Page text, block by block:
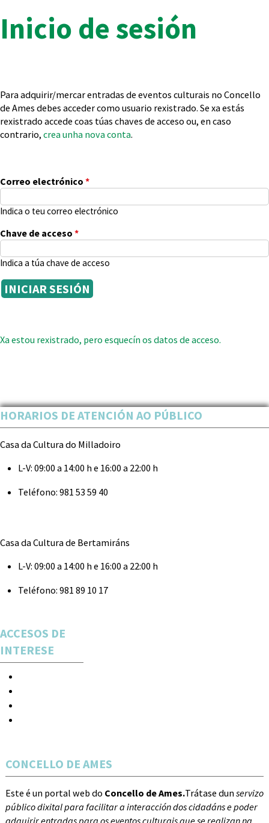
Inicio de sesión
Para adquirir/mercar entradas de eventos culturais no Concello
de Ames debes acceder como usuario rexistrado. Se xa estás
rexistrado accede coas túas chaves de acceso ou, en caso
contrario, crea unha nova conta.
Correo electrónico *
Indica o teu correo electrónico
Chave de acceso *
Indica a túa chave de acceso
Xa estou rexistrado, pero esquecín os datos de acceso.
HORARIOS DE ATENCIÓN AO PÚBLICO
Casa da Cultura do Milladoiro
L-V: 09:00 a 14:00 h e 16:00 a 22:00 h
Teléfono: 981 53 59 40
Casa da Cultura de Bertamiráns
L-V: 09:00 a 14:00 h e 16:00 a 22:00 h
Teléfono: 981 89 10 17
ACCESOS DE
INTERESE
CONCELLO DE AMES
Este é un portal web do Concello de Ames.Trátase dunservizo
público dixital para facilitar a interacción dos cidadáns e poder